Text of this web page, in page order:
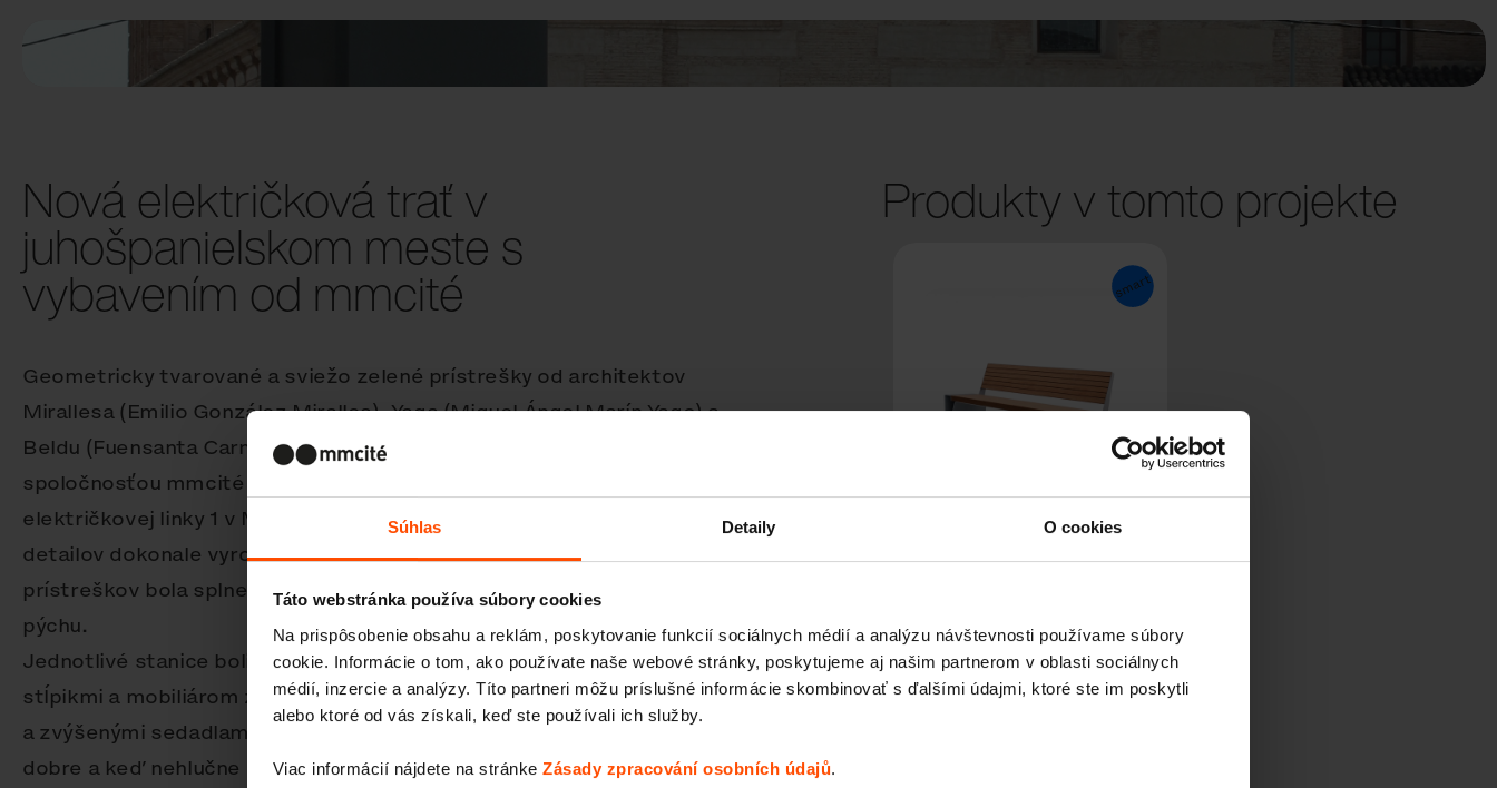
Súhlas Detaily O cookies
Táto webstránka používa súbory cookies
Na prispôsobenie obsahu a reklám, poskytovanie funkcií sociálnych médií a analýzu návštevnosti používame súbory
cookie. Informácie o tom, ako používate naše webové stránky, poskytujeme aj našim partnerom v oblasti sociálnych
médií, inzercie a analýzy. Títo partneri môžu príslušné informácie skombinovať s ďalšími údajmi, ktoré ste im poskytli
alebo ktoré od vás získali, keď ste používali ich služby.
Viac informácií nájdete na stránke Zásady zpracování osobních údajů.
Nová električková trať v
juhošpanielskom meste s
vybavením od mmcité
Geometricky tvarované a sviežo zelené prístrešky od architektov
Mirallesa (Emilio González Miralles), Yaga (Miguel Ángel Marín Yago) a
Beldu (Fuensanta Carmona Belda), ktoré boli vyvinuté a dodané
spoločnosťou mmcité sa stali jasným poznávacím znamením
električkovej linky 1 v Murcii. Náročná úloha technicky vyvinúť, do
detailov dokonale vyrobiť a v krátkom čase namontovat 24
prístreškov bola splnená a takmer polmiliónová Murcia má novú
pýchu.
Jednotlivé stanice boli komplexne vybavené i špeciálnymi vitrínami,
stĺpikmi a mobiliárom z katalógu mmcité – odpadkovými košmi Nanuk
a zvýšenými sedadlami Radium. Stanice pôsobia ako celok veľmi
dobre a keď nehlučne príde električková súprava v rovnakom
Produkty v tomto projekte